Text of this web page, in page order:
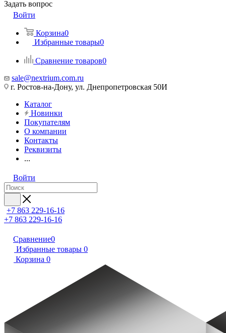
Задать вопрос
Войти
Корзина0
Избранные товары0
Сравнение товаров0
sale@nextrium.com.ru
г. Ростов-на-Дону, ул. Днепропетровская 50И
Каталог
Новинки
Покупателям
О компании
Контакты
Реквизиты
...
Войти
+7 863 229-16-16
+7 863 229-16-16
Сравнение0
Избранные товары 0
Корзина 0